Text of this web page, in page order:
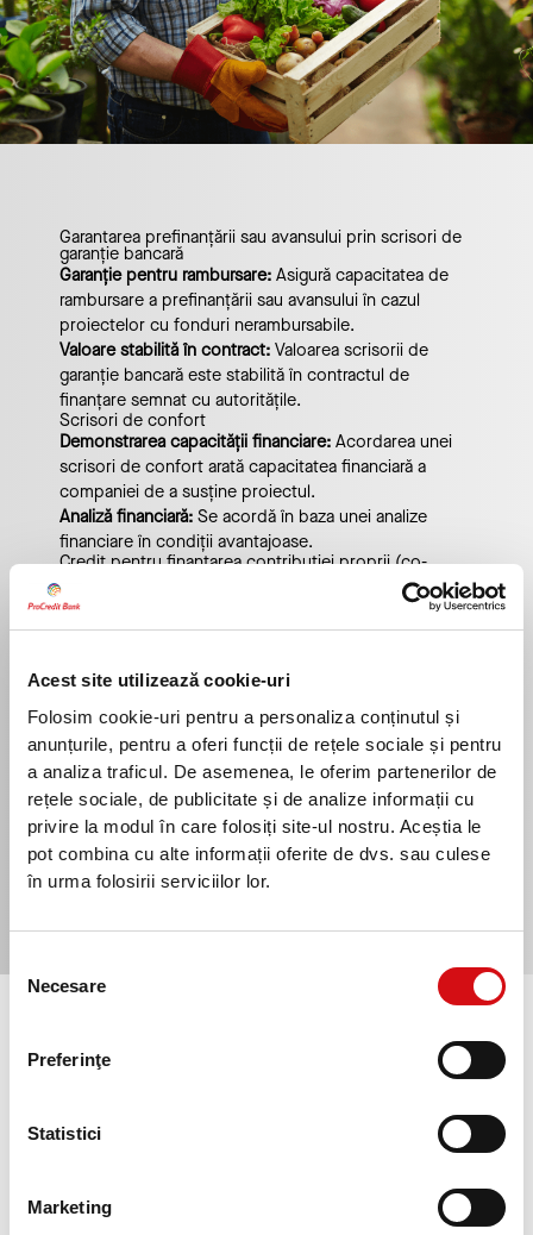
Acest site utilizează cookie-uri
Folosim cookie-uri pentru a personaliza conținutul și
anunțurile, pentru a oferi funcții de rețele sociale și pentru
a analiza traficul. De asemenea, le oferim partenerilor de
rețele sociale, de publicitate și de analize informații cu
privire la modul în care folosiți site-ul nostru. Aceștia le
pot combina cu alte informații oferite de dvs. sau culese
în urma folosirii serviciilor lor.
consimțământului
Necesare
Preferinţe
Statistici
Marketing
Garantarea prefinanțării sau avansului prin scrisori de
garanție bancară
Garanție pentru rambursare: Asigură capacitatea de
rambursare a prefinanțării sau avansului în cazul
proiectelor cu fonduri nerambursabile.
Valoare stabilită în contract: Valoarea scrisorii de
garanție bancară este stabilită în contractul de
finanțare semnat cu autoritățile.
Scrisori de confort
Demonstrarea capacității financiare: Acordarea unei
scrisori de confort arată capacitatea financiară a
companiei de a susține proiectul.
Analiză financiară: Se acordă în baza unei analize
financiare în condiții avantajoase.
Credit pentru finanțarea contribuției proprii (co-
Finanțare cheltuieli eligibile și neeligibile:
În baza
analizei financiare, oferim un credit atât pentru
pentru cheltuielile neeligibile.
Moneda:LEI sau EUR
Plan de rambursare sezonier:În funcție de specificul
afacerii tale.
Perioadă de grație personalizată: Adaptată în funcție
de proiectul de investiții.
Află toate detaliile de la un consultant
Cum aplic pentru finanțare la ProCredit Bank?
contacta pentru a discuta mai multe despre planurile tale
de viitor. Programul InvestEU presupune o serie de